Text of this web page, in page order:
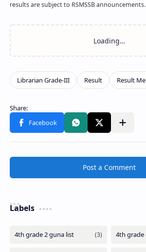
results are subject to RSMSSB announcements.
Post a Comment
Labels